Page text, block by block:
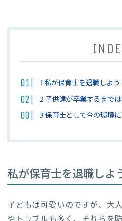
1 私が保育士を退職しよ
2子供達が卒業するまでは
3 保育士として今の環境
私が保育士を退職しよ
子どもは可愛いのですが、大